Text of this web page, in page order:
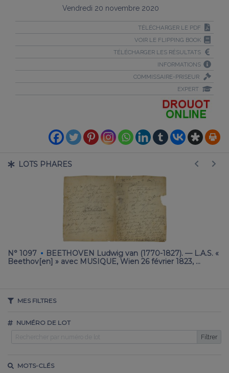
Vendredi 20 novembre 2020
TÉLÉCHARGER LE PDF
VOIR LE FLIPPING BOOK
TÉLÉCHARGER LES RÉSULTATS
INFORMATIONS
COMMISSAIRE-PRISEUR
EXPERT
LOTS PHARES
N° 1097 · BEETHOVEN Ludwig van (1770-1827). — L.A.S. «
Beethov[en] » avec MUSIQUE, Wien 26 février 1823, …
MES FILTRES
NUMÉRO DE LOT
Filtrer
MOTS-CLÉS